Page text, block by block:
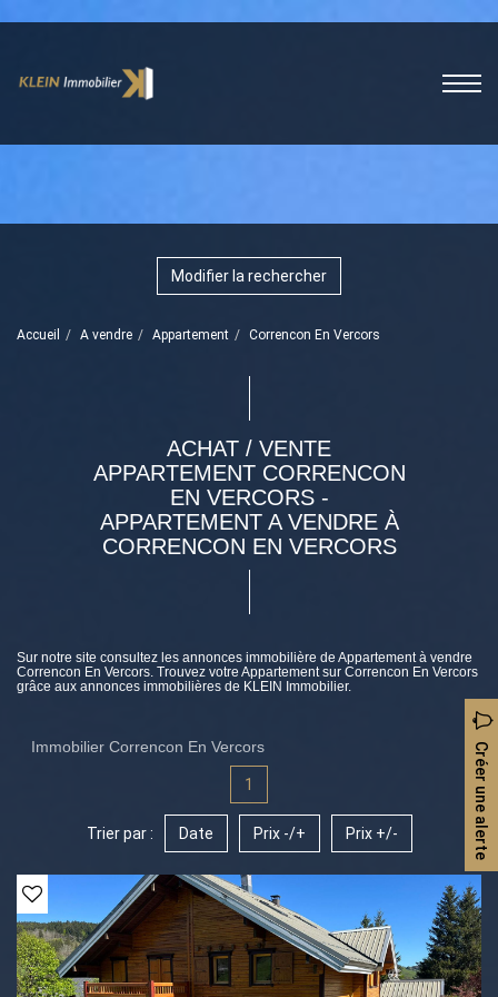
Modifier la rechercher
Accueil A vendre Appartement Correncon En Vercors
ACHAT / VENTE
APPARTEMENT CORRENCON
EN VERCORS -
APPARTEMENT A VENDRE À
CORRENCON EN VERCORS
Sur notre site consultez les annonces immobilière de Appartement à vendre
Correncon En Vercors. Trouvez votre Appartement sur Correncon En Vercors
grâce aux annonces immobilières de KLEIN Immobilier.
Immobilier Correncon En Vercors Créer une alerte
1
Trier par : Date Prix -/+ Prix +/-